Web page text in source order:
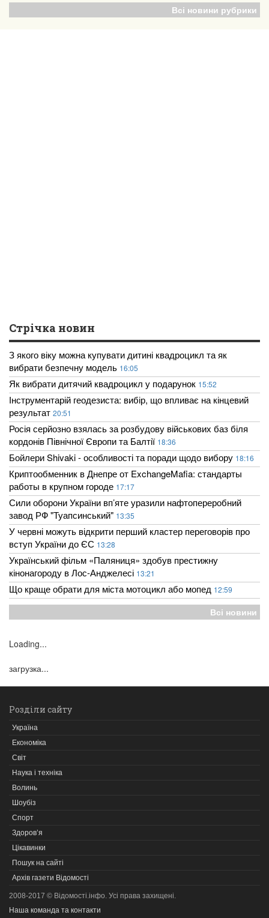
Всі новини рубрики
Стрічка новин
З якого віку можна купувати дитині квадроцикл та як
вибрати безпечну модель 16:05
Як вибрати дитячий квадроцикл у подарунок 15:52
Інструментарій геодезиста: вибір, що впливає на кінцевий
результат 20:51
Росія серйозно взялась за розбудову військових баз біля
кордонів Північної Європи та Балтії 18:36
Бойлери Shivaki - особливості та поради щодо вибору 18:16
Криптообменник в Днепре от ExchangeMafia: стандарты
работы в крупном городе 17:17
Сили оборони України вп’яте уразили нафтопереробний
завод РФ "Туапсинський" 13:35
У червні можуть відкрити перший кластер переговорів про
вступ України до ЄС 13:28
Український фільм «Паляниця» здобув престижну
кінонагороду в Лос-Анджелесі 13:21
Що краще обрати для міста мотоцикл або мопед 12:59
Всі новини
Loading...
загрузка...
Розділи сайту
Україна
Економіка
Світ
Наука і техніка
Волинь
Шоубіз
Спорт
Здоров’я
Цікавинки
Пошук на сайті
Архів газети Відомості
2008-2017 © Відомості.інфо. Усі права захищені.
Наша команда та контакти